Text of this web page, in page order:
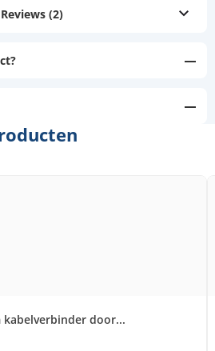
Reviews (2)
kabelverbinder door...